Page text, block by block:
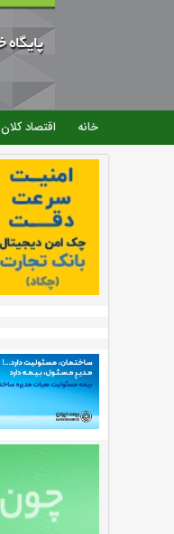
خانه اقتصاد کلان